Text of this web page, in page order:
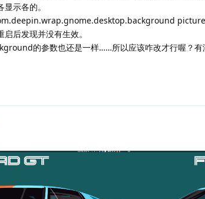
示各的。
后发现并没有生效。
的参数也还是一样……所以应该咋改才行喔？有